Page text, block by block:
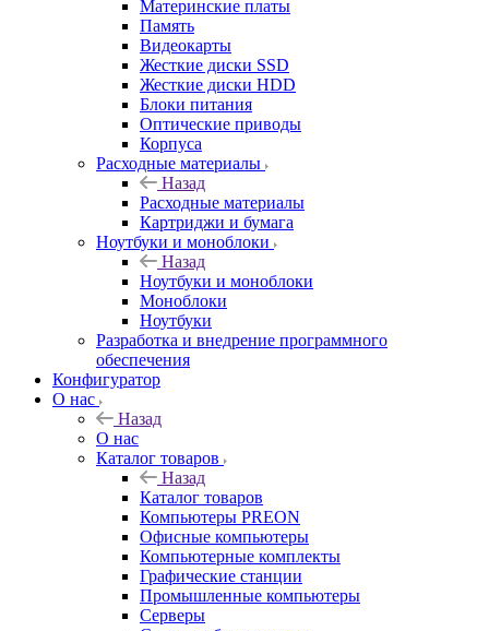
Материнские платы
Память
Видеокарты
Жесткие диски SSD
Жесткие диски HDD
Блоки питания
Оптические приводы
Корпуса
Расходные материалы
Назад
Расходные материалы
Картриджи и бумага
Ноутбуки и моноблоки
Назад
Ноутбуки и моноблоки
Моноблоки
Ноутбуки
Разработка и внедрение программного
обеспечения
Конфигуратор
О нас
Назад
О нас
Каталог товаров
Назад
Каталог товаров
Компьютеры PREON
Офисные компьютеры
Компьютерные комплекты
Графические станции
Промышленные компьютеры
Серверы